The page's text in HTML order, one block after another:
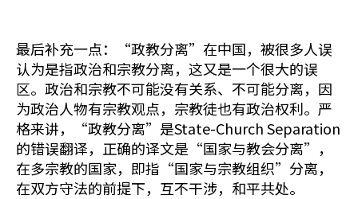
最后补充一点：“政教分离”在中国，被很多人误
认为是指政治和宗教分离，这又是一个很大的误
区。政治和宗教不可能没有关系、不可能分离，因
为政治人物有宗教观点，宗教徒也有政治权利。严
格来讲，“政教分离”是State-Church Separation
的错误翻译，正确的译文是“国家与教会分离”，
在多宗教的国家，即指“国家与宗教组织”分离，
在双方守法的前提下，互不干涉，和平共处。